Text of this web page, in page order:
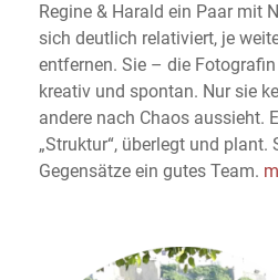
Regine & Harald ein Paar mit
sich deutlich relativiert, je
entfernen. Sie – die
kreativ und spontan. Nur sie
andere nach Chaos aussieht.
„Struktur“, überlegt und plant.
Gegensätze ein gutes Team.